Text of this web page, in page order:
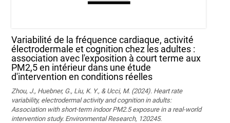
Variabilité de la fréquence cardiaque, activité
électrodermale et cognition chez les adultes :
association avec l'exposition à court terme aux
PM2,5 en intérieur dans une étude
d'intervention en conditions réelles
Zhou, J., Huebner, G., Liu, K. Y., & Ucci, M. (2024). Heart rate
variability, electrodermal activity and cognition in adults:
Association with short-term indoor PM2.5 exposure in a real-world
intervention study. Environmental Research, 120245.